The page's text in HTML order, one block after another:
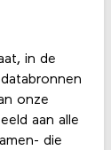
in de
onze
aan alle
die